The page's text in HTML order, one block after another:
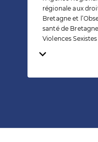
régionale aux
Bretagne et
santé de
Violences
Temps de lecture